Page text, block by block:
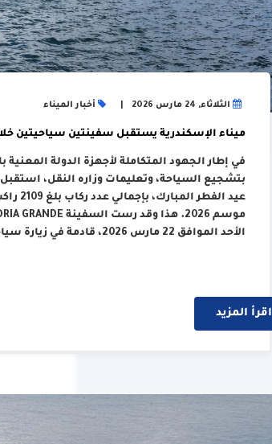
الثلاثاء, 24 مارس 2026 أخبار الميناء
ميناء الإسكندرية يستقبل سفينتين سياحيتين
في إطار الجهود المتكاملة لأجهزة الدولة
بتشجيع السياحة، وتعليمات وزاره النقل،
عيد
الأحد الموافق 22 مارس 2026، قادمة في زيارة سياحية للميناء، وعلى متنها 1118 راكب، وتتبع ….
اقرأ المزيد